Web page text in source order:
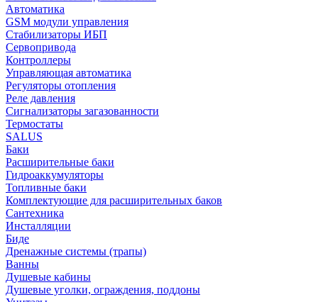
Автоматика
GSM модули управления
Стабилизаторы ИБП
Сервопривода
Контроллеры
Управляющая автоматика
Регуляторы отопления
Реле давления
Сигнализаторы загазованности
Термостаты
SALUS
Баки
Расширительные баки
Гидроаккумуляторы
Топливные баки
Комплектующие для расширительных баков
Сантехника
Инсталляции
Биде
Дренажные системы (трапы)
Ванны
Душевые кабины
Душевые уголки, ограждения, поддоны